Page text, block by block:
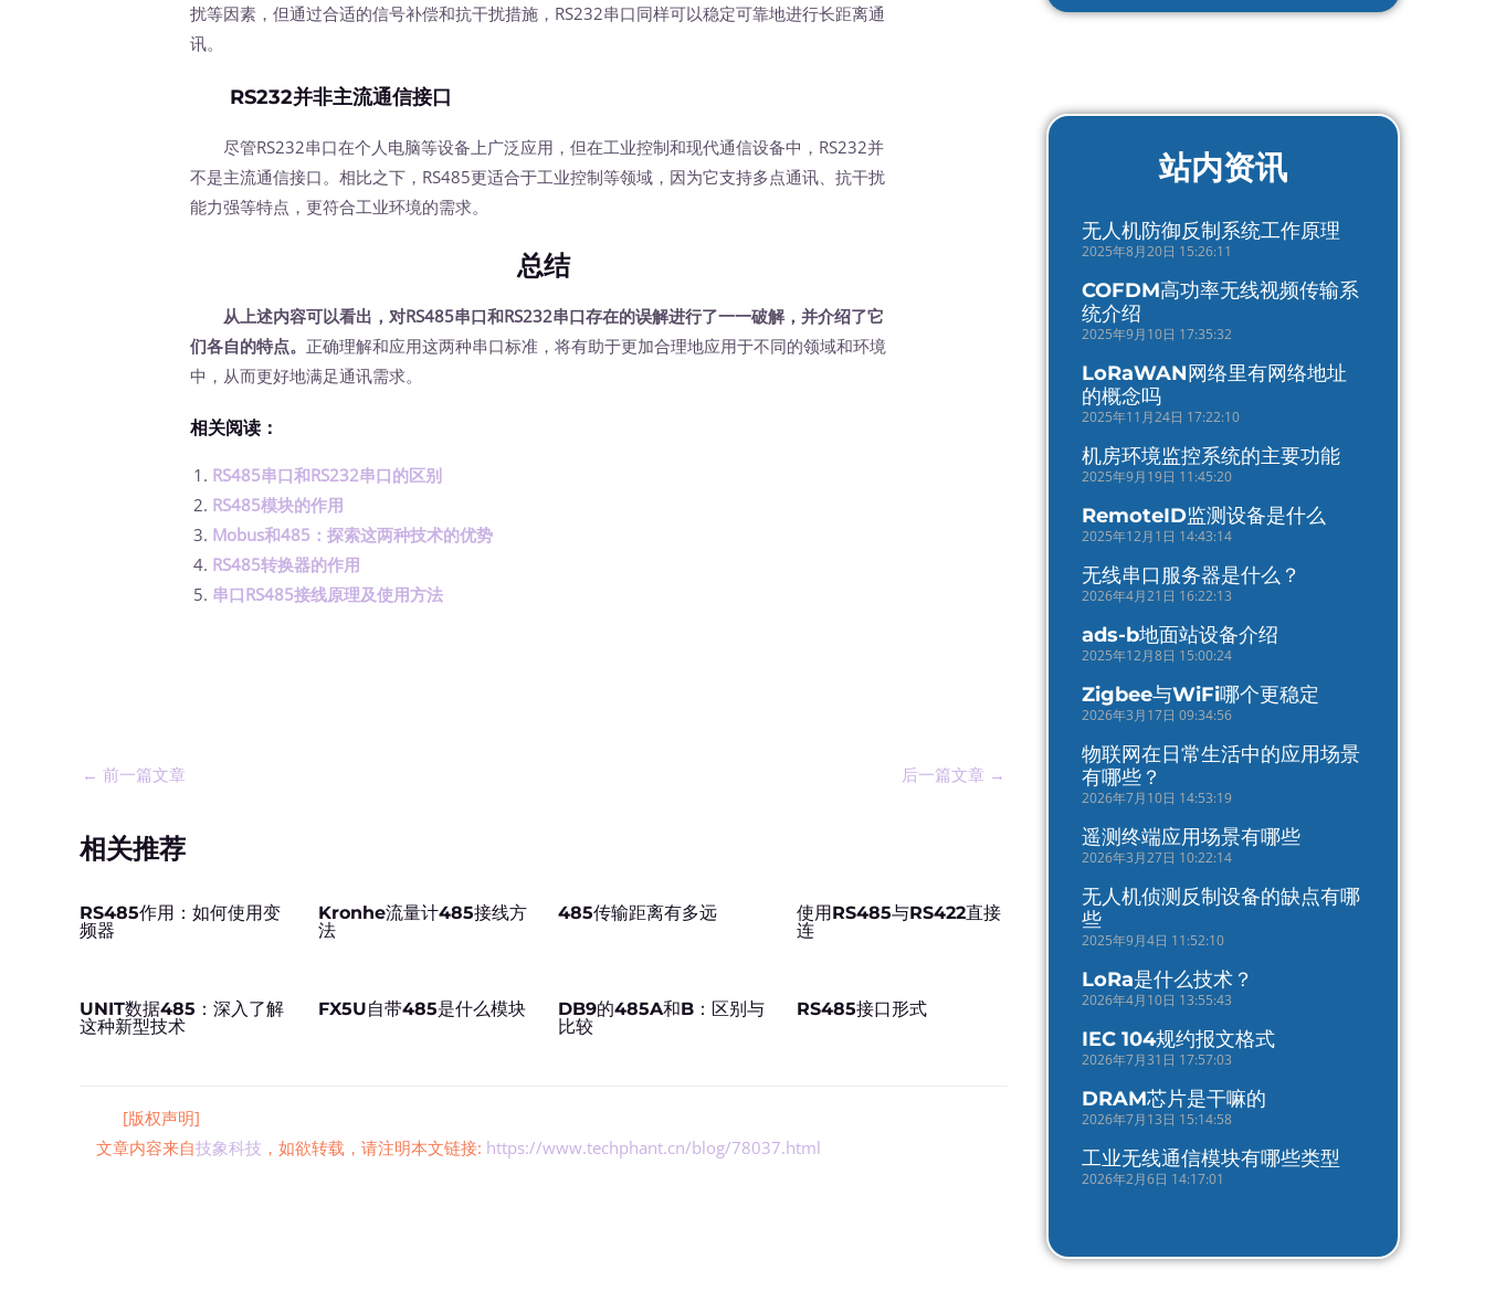
扰等因素，但通过合适的信号补偿和抗干扰措施，RS232串口同样可以稳定可靠地进行长距离通
讯。
RS232并非主流通信接口
尽管RS232串口在个人电脑等设备上广泛应用，但在工业控制和现代通信设备中，RS232并
不是主流通信接口。相比之下，RS485更适合于工业控制等领域，因为它支持多点通讯、抗干扰
能力强等特点，更符合工业环境的需求。
总结
从上述内容可以看出，对RS485串口和RS232串口存在的误解进行了一一破解，并介绍了它
们各自的特点。 正确理解和应用这两种串口标准，将有助于更加合理地应用于不同的领域和环境
中，从而更好地满足通讯需求。
相关阅读：
RS485串口和RS232串口的区别
RS485模块的作用
Mobus和485：探索这两种技术的优势
RS485转换器的作用
串口RS485接线原理及使用方法
← 前一篇文章 后一篇文章 →
相关推荐
RS485作用：如何使用变
频器
Kronhe流量计485接线方
法
485传输距离有多远
使用RS485与RS422直接
连
UNIT数据485：深入了解
这种新型技术
FX5U自带485是什么模块
DB9的485A和B：区别与
比较
RS485接口形式
[版权声明]
文章内容来自技象科技 ，如欲转载，请注明本文链接: https://www.techphant.cn/blog/78037.html
站内资讯
无人机防御反制系统工作原理
2025年8月20日 15:26:11
COFDM高功率无线视频传输系
统介绍
2025年9月10日 17:35:32
LoRaWAN网络里有网络地址
的概念吗
2025年11月24日 17:22:10
机房环境监控系统的主要功能
2025年9月19日 11:45:20
RemoteID监测设备是什么
2025年12月1日 14:43:14
无线串口服务器是什么？
2026年4月21日 16:22:13
ads-b地面站设备介绍
2025年12月8日 15:00:24
Zigbee与WiFi哪个更稳定
2026年3月17日 09:34:56
物联网在日常生活中的应用场景
有哪些？
2026年7月10日 14:53:19
遥测终端应用场景有哪些
2026年3月27日 10:22:14
无人机侦测反制设备的缺点有哪
些
2025年9月4日 11:52:10
LoRa是什么技术？
2026年4月10日 13:55:43
IEC 104规约报文格式
2026年7月31日 17:57:03
DRAM芯片是干嘛的
2026年7月13日 15:14:58
工业无线通信模块有哪些类型
2026年2月6日 14:17:01